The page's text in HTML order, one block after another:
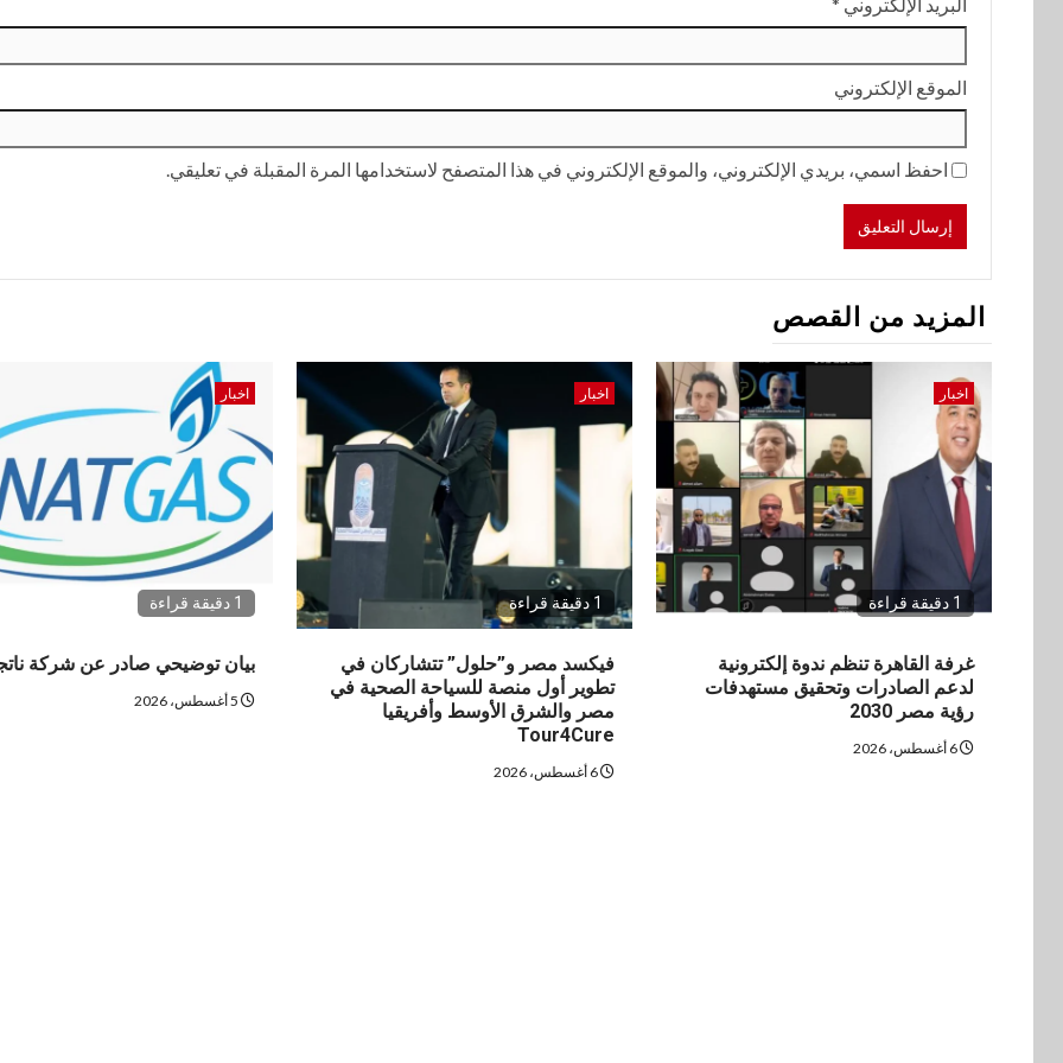
الموقع الإلكتروني
احفظ اسمي، بريدي الإلكتروني، والموقع الإلكتروني في هذا المتصفح لاستخدامها المرة المقبلة في تعليقي.
المزيد من القصص
اخبار
1 دقيقة قراءة
غرفة القاهرة تنظم ندوة إلكترونية
لدعم الصادرات وتحقيق مستهدفات
رؤية مصر 2030
اخبار
1 دقيقة قراءة
فيكسد مصر و”حلول” تتشاركان في
تطوير أول منصة للسياحة الصحية في
مصر والشرق الأوسط وأفريقيا
Tour4Cure
6 أغسطس، 2026
اخبار
1 دقيقة قراءة
بيان توضيحي صادر عن شركة